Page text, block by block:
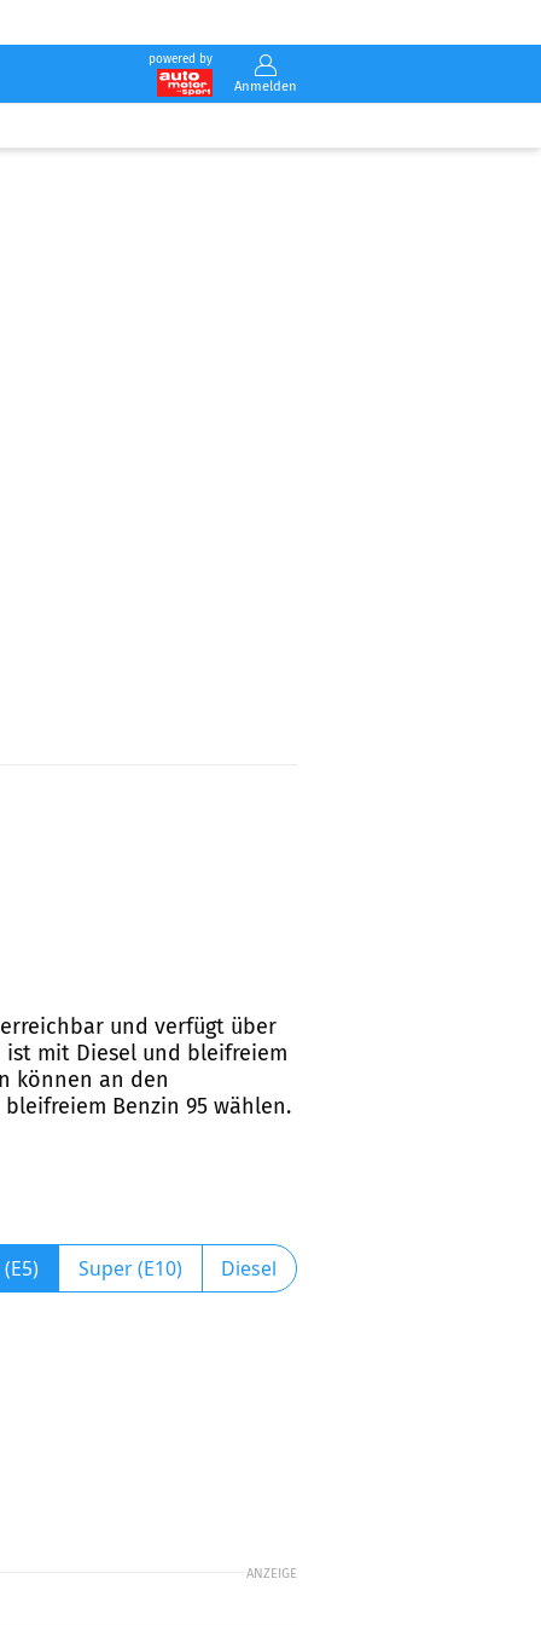
powered by
Anmelden
und verfügt über
ist mit Diesel und bleifreiem
können an den
Benzin 95 wählen.
Super (E10) Diesel
ANZEIGE